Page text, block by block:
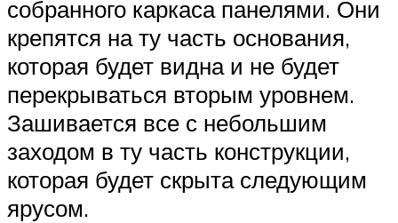
собранного каркаса панелями. Они
крепятся на ту часть основания,
которая будет видна и не будет
перекрываться вторым уровнем.
Зашивается все с небольшим
заходом в ту часть конструкции,
которая будет скрыта следующим
ярусом.